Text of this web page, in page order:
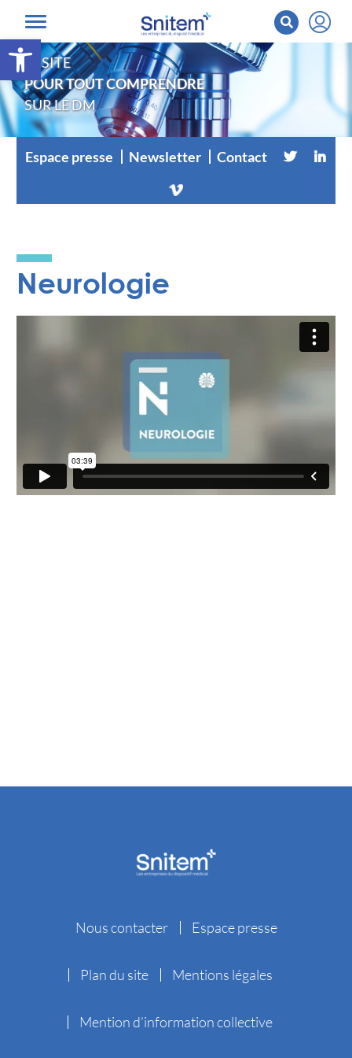
Ouvrir la barre d’outils
LE SITE
POUR TOUT COMPRENDRE
SUR LE DM
Espace presse Newsletter Contact
Neurologie
Nous contacter Espace presse
Plan du site Mentions légales
Mention d’information collective